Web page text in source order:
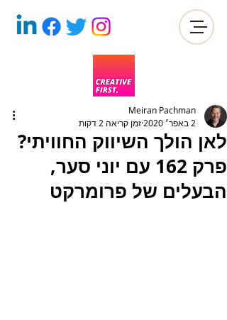
לאן הולך השיווק החוויתי?
פרק 162 עם יוני סער,
הבעלים של פרומרקט
Meiran Pachman
2 באפר׳ 2020
זמן קריאה 2 דקות